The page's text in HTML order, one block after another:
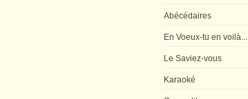
Abécédaires
En Voeux-tu en voilà...
Le Saviez-vous
Karaoké